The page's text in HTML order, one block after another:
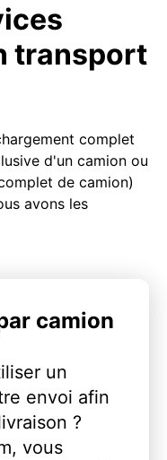
transport
complet
d'un camion ou
de camion)
avons les
camion
un
envoi afin
?
vous